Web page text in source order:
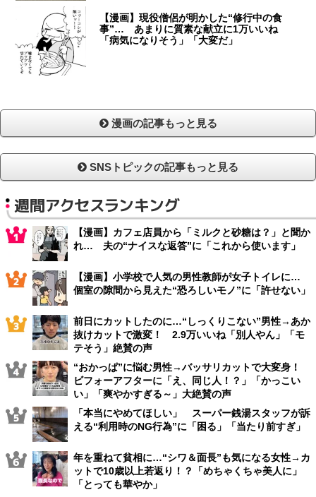
【漫画】現役僧侶が明かした“修行中の食
事”… あまりに質素な献立に1万いいね
「病気になりそう」「大変だ」
漫画の記事もっと見る
SNSトピックの記事もっと見る
週間アクセスランキング
【漫画】カフェ店員から「ミルクと砂糖は？」と聞か
れ… 夫の“ナイスな返答”に「これから使います」
【漫画】小学校で人気の男性教師が女子トイレに…
個室の隙間から見えた“恐ろしいモノ”に「許せない」
前日にカットしたのに…“しっくりこない”男性→あか
抜けカットで激変！ 2.9万いいね「別人やん」「モ
テそう」絶賛の声
“おかっぱ”に悩む男性→バッサリカットで大変身！
ビフォーアフターに「え、同じ人！？」「かっこい
い」「爽やかすぎる～」大絶賛の声
「本当にやめてほしい」 スーパー銭湯スタッフが訴
える“利用時のNG行為”に「困る」「当たり前すぎ」
年を重ねて貧相に…“シワ＆面長”も気になる女性→カ
ットで10歳以上若返り！？「めちゃくちゃ美人に」
「とっても華やか」